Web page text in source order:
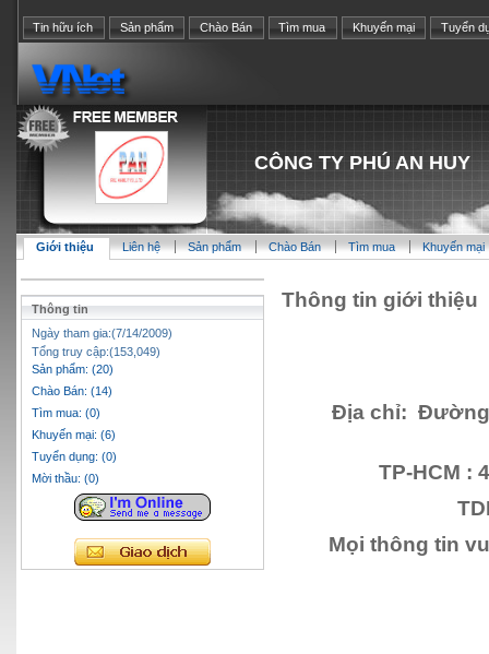
Tin hữu ích Sản phẩm Chào Bán Tìm mua Khuyến mại Tuyển
CÔNG TY PHÚ AN HUY
Giới thiệu Liên hệ Sản phẩm Chào Bán Tìm mua Khuyến mại
Thông tin
Ngày tham gia:(7/14/2009)
Tổng truy cập:(153,049)
Sản phẩm: (20)
Chào Bán: (14)
Tìm mua: (0)
Khuyến mại: (6)
Tuyển dụng: (0)
Mời thầu: (0)
Thông tin giới thiệu
Địa chỉ: Đường
TP-HCM :
Mọi thông tin